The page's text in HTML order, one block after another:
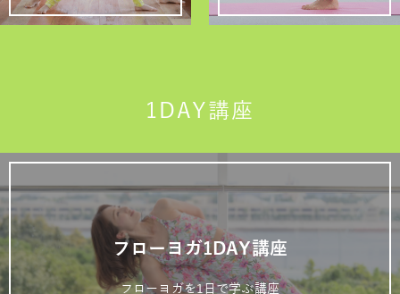
1DAY講座
フローヨガ1DAY講座
フローヨガを1日で学ぶ講座